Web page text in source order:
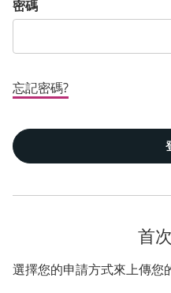
密碼
忘記密碼?
首
選擇您的申請方式來上傳您